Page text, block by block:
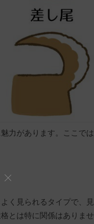
力があります。ここでは
く見られるタイプで、見
とは特に関係はありませ